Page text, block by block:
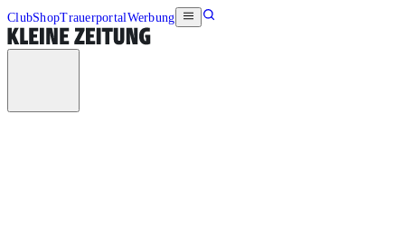
ClubShopTrauerportalWerbung